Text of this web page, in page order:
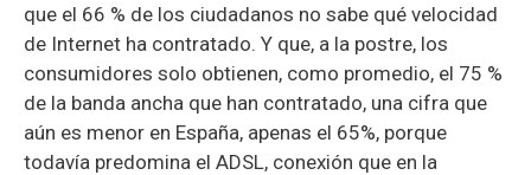
que el 66 % de los ciudadanos no sabe qué velocidad
de Internet ha contratado. Y que, a la postre, los
consumidores solo obtienen, como promedio, el 75 %
de la banda ancha que han contratado, una cifra que
aún es menor en España, apenas el 65%, porque
todavía predomina el ADSL, conexión que en la